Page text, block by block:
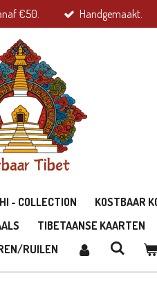
€50. Handgemaakt.
- COLLECTION KOSTBAAR
TIBETAANSE KAARTEN
RUILEN